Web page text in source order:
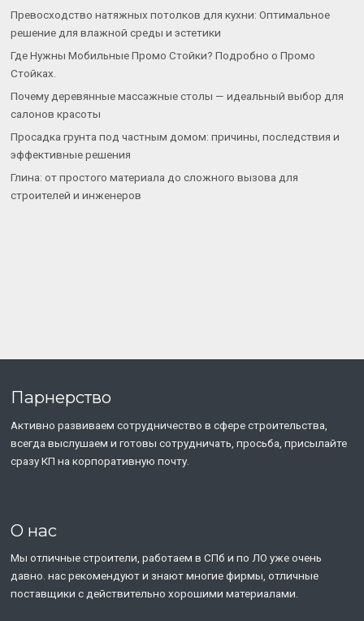
Превосходство натяжных потолков для кухни: Оптимальное
решение для влажной среды и эстетики
Где Нужны Мобильные Промо Стойки? Подробно о Промо
Стойках.
Почему деревянные массажные столы — идеальный выбор для
салонов красоты
Просадка грунта под частным домом: причины, последствия и
эффективные решения
Глина: от простого материала до сложного вызова для
строителей и инженеров
Парнерство
Активно развиваем сотрудничество в сфере строительства,
всегда выслушаем и готовы сотрудничать, просьба, присылайте
сразу КП на корпоративную почту.
О нас
Мы отличные строители, работаем в СПб и по ЛО уже очень
давно. нас рекомендуют и знают многие фирмы, отличные
поставщики с действительно хорошими материалами.